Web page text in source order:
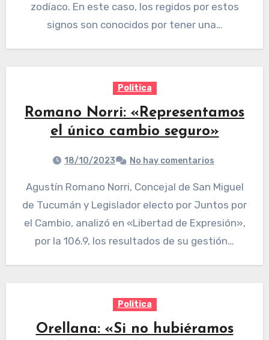
zodíaco. En este caso, los regidos por estos
signos son conocidos por tener una…
Politica
Romano Norri: «Representamos
el único cambio seguro»
18/10/2023 No hay comentarios
Agustín Romano Norri, Concejal de San Miguel
de Tucumán y Legislador electo por Juntos por
el Cambio, analizó en «Libertad de Expresión»,
por la 106.9, los resultados de su gestión…
Politica
Orellana: «Si no hubiéramos